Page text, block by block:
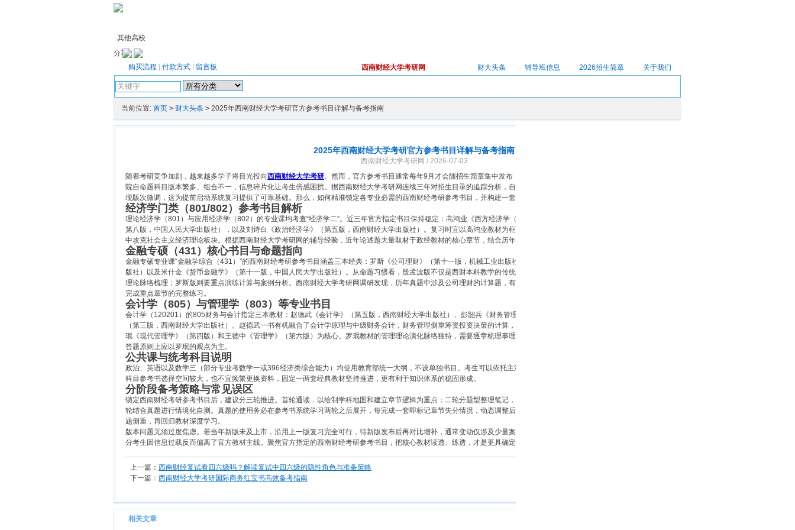
其他高校
购买流程 付款方式 留言板
分享：
西南财经大学考研网
财大头条 辅导班信息 2026招生简章 关于我们
当前位置: 首页 > 财大头条 > 2025年西南财经大学考研官方参考书目详解与备考指南
2025年西南财经大学考研官方参考书目详解与备考指南
西南财经大学考研网 / 2026-07-03
随着考研竞争加剧，越来越多学子将目光投向西南财经大学考研。然而，官方参考书目通常每年9月才会随招生简章集中发布，若待到彼时再确定复习用书，极易打乱前期节奏。各学
院自命题科目版本繁多、组合不一，信息碎片化让考生倍感困扰。据西南财经大学考研网连续三年对招生目录的追踪分析，自命题核心教材的作者与主干知识体系保持高度连贯，仅出
现版次微调，这为提前启动系统复习提供了可靠基础。那么，如何精准锁定各专业必需的西南财经考研参考书目，并构建一套可执行的复习方案？
经济学门类（801/802）参考书目解析
理论经济学（801）与应用经济学（802）的专业课均考查“经济学二”。近三年官方指定书目保持稳定：高鸿业《西方经济学（微观部分）》与《宏观部分》（目前建议使用第七版或
第八版，中国人民大学出版社），以及刘诗白《政治经济学》（第五版，西南财经大学出版社）。复习时宜以高鸿业教材为框架，先搭建完整的微观‑宏观逻辑链，再通过政经部分集
中攻克社会主义经济理论板块。根据西南财经大学考研网的辅导经验，近年论述题大量取材于政经教材的核心章节，结合历年真题进行主题式归纳，能够明显提升答题深度。
金融专硕（431）核心书目与命题指向
金融专硕专业课“金融学综合（431）”的西南财经考研参考书目涵盖三本经典：罗斯《公司理财》（第十一版，机械工业出版社）、殷孟波《货币金融学》（第三版，西南财经大学出
版社）以及米什金《货币金融学》（第十一版，中国人民大学出版社）。从命题习惯看，殷孟波版不仅是西财本科教学的传统用书，更是名词解释和论述题的直接来源；米什金版重在
理论脉络梳理；罗斯版则要重点演练计算与案例分析。西南财经大学考研网调研发现，历年真题中涉及公司理财的计算题，有相当一部分原型直接来自罗斯教材的课后习题，因此务必
完成重点章节的完整练习。
会计学（805）与管理学（803）等专业书目
会计学（120201）的805财务与会计指定三本教材：赵德武《会计学》（第五版，西南财经大学出版社）、彭韶兵《财务管理》（第三版，高等教育出版社）、吕先锫《审计学》
（第三版，西南财经大学出版社）。赵德武一书有机融合了会计学原理与中级财务会计，财务管理侧重筹资投资决策的计算，审计学则紧扣风险导向流程。管理学（803）则明确以罗
珉《现代管理学》（第四版）和王德中《管理学》（第六版）为核心。罗珉教材的管理理论演化脉络独特，需要逐章梳理事理发展图谱；王德中教材偏重职能应用，两书互补，但正式
答题原则上应以罗珉的观点为主。
公共课与统考科目说明
政治、英语以及数学三（部分专业考数学一或396经济类综合能力）均使用教育部统一大纲，不设单独书目。考生可以依托主流辅导资料进行系统复习。需要特别留意的是，即使统考
科目参考书选择空间较大，也不宜频繁更换资料，固定一两套经典教材坚持推进，更有利于知识体系的稳固形成。
分阶段备考策略与常见误区
锁定西南财经考研参考书目后，建议分三轮推进。首轮通读，以绘制学科地图和建立章节逻辑为重点；二轮分题型整理笔记，归拢名词解释专题、计算题公式汇编与论述题考点集；三
轮结合真题进行情境化自测。真题的使用务必在参考书系统学习两轮之后展开，每完成一套即标记章节失分情况，动态调整后续精读范围。跨专业考生可先通过西财本科期末题感知命
题侧重，再回归教材深度学习。
版本问题无须过度焦虑。若当年新版未及上市，沿用上一版复习完全可行，待新版发布后再对比增补，通常变动仅涉及少量案例或结构微调。同时要警惕盲目囤积教辅材料的倾向，部
分考生因信息过载反而偏离了官方教材主线。聚焦官方指定的西南财经考研参考书目，把核心教材读透、练透，才是更具确定性的提分路径。
上一篇： 西南财经复试看四六级吗？解读复试中四六级的隐性角色与准备策略
下一篇： 西南财经大学考研国际商务红宝书高效备考指南
相关文章